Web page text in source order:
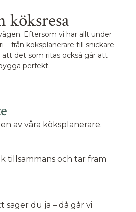
köksresa
Eftersom vi har allt under
– från köksplanerare till snickare
att det som ritas också går att
perfekt.
av våra köksplanerare.
tillsammans och tar fram
säger du ja – då går vi